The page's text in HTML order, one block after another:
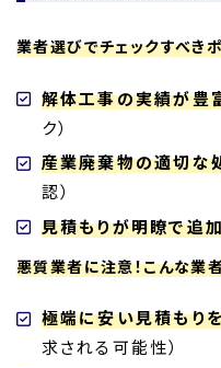
業者選びでチェックすべき
解体工事の実績が豊
ク）
産業廃棄物の適切な
認）
見積もりが明瞭で追
悪質業者に注意！こんな業
極端に安い見積もり
求される可能性）